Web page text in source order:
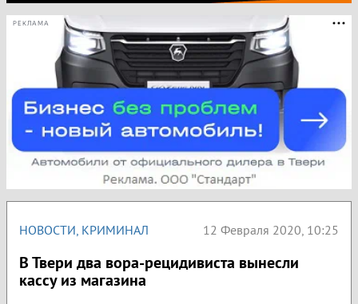
РЕКЛАМА
НОВОСТИ, КРИМИНАЛ 12 Февраля 2020, 10:25
В Твери два вора-рецидивиста вынесли
кассу из магазина